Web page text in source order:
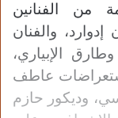
من الفنانين
والفنان
الإبياري،
عاطف
وديكور حازم